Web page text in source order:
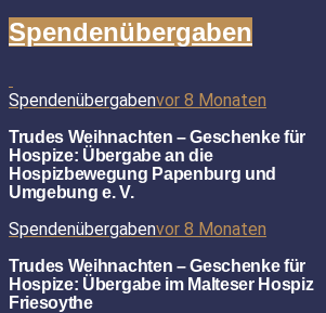
Spendenübergaben
Spendenübergabenvor 8 Monaten
Trudes Weihnachten – Geschenke für
Hospize: Übergabe an die
Hospizbewegung Papenburg und
Umgebung e. V.
Spendenübergabenvor 8 Monaten
Trudes Weihnachten – Geschenke für
Hospize: Übergabe im Malteser Hospiz
Friesoythe